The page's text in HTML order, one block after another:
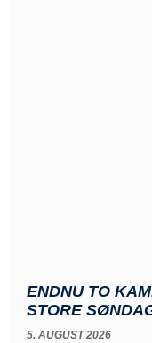
ENDNU TO
STORE
5. AUGUST 2026